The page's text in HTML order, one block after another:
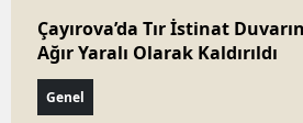
Çayırova’da Tır İstinat
Ağır Yaralı Olarak Kaldırıldı
Genel